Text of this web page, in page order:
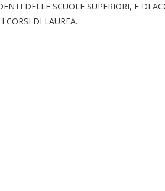
DELLE SCUOLE SUPERIORI, E DI
CORSI DI LAUREA.